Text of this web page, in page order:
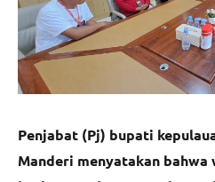
Penjabat (Pj) bupati
Manderi menyatakan bahwa